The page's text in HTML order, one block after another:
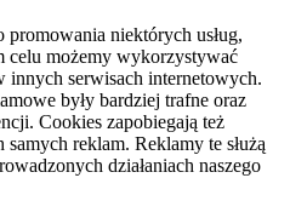
promowania niektórych usług,
celu możemy wykorzystywać
innych serwisach internetowych.
były bardziej trafne oraz
Cookies zapobiegają też
reklam. Reklamy te służą
działaniach naszego